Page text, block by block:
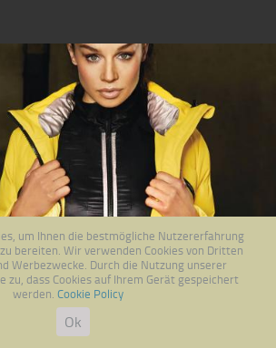
PreviousNext
um Ihnen die bestmögliche Nutzererfahrung
bereiten. Wir verwenden Cookies von Dritten
Werbezwecke. Durch die Nutzung unserer
zu, dass Cookies auf Ihrem Gerät gespeichert
werden. Cookie Policy
Ok